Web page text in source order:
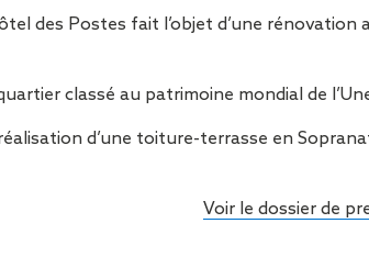
des Postes fait l’objet d’une
classé au patrimoine mondial de
d’une toiture-terrasse en
Voir le dossier de